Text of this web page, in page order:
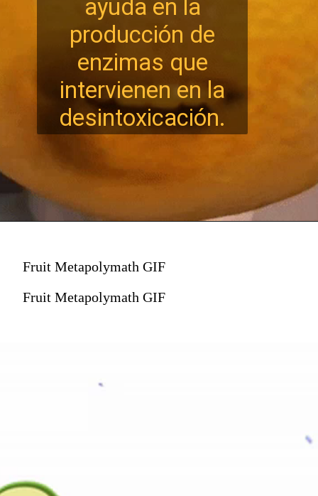
ayuda en la
producción de
enzimas que
intervienen en la
desintoxicación.
Fruit Metapolymath GIF
Fruit Metapolymath GIF